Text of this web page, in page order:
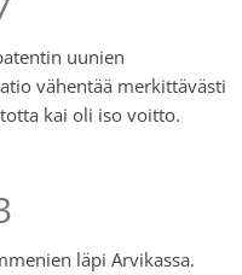
uunien
vähentää merkittävästi
kai oli iso voitto.
läpi Arvikassa.